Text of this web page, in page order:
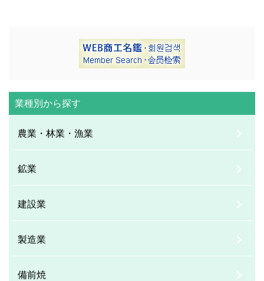
業種別から探す
農業・林業・漁業
鉱業
建設業
製造業
備前焼